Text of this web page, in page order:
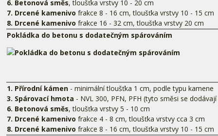
6. Betonová směs, tloušťka vrstvy 10 - 20 cm
7. Drcené kamenivofrakce 8 - 16 cm, tloušťka vrstvy 10 - 15 cm
8. Drcené kamenivofrakce 16 - 32 cm, tloušťka vrstvy 20 cm
Pokládka do betonu s dodatečným spárováním
1. Přírodní kámen - minimální tloušťka 1 cm, podle typu kamene
3. Spárovací hmota - NVL 300, PFN, PFH (tyto směsi se
6. Betonová směs, tloušťka vrstvy 5 - 10 cm
7. Drcené kamenivofrakce 4 - 8 cm, tloušťka vrstvy cca 3 cm
8. Drcené kamenivofrakce 8 - 16 cm, tloušťka vrstvy 10 - 15 cm